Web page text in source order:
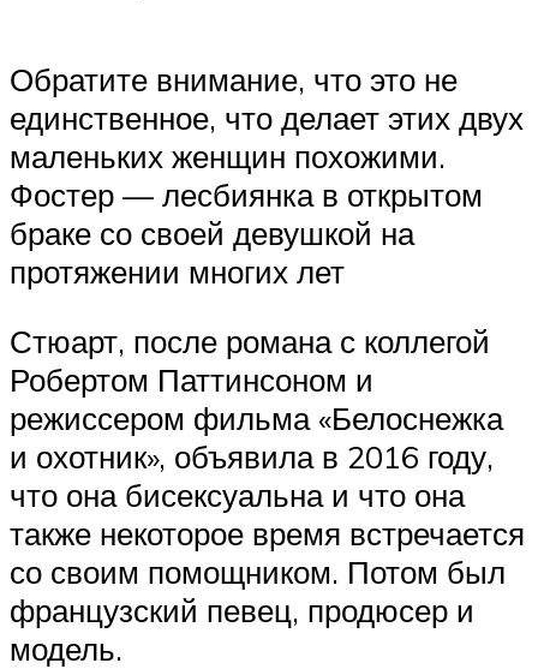
Обратите внимание, что это не
единственное, что делает этих двух
маленьких женщин похожими.
Фостер — лесбиянка в открытом
браке со своей девушкой на
протяжении многих лет
Стюарт, после романа с коллегой
Робертом Паттинсоном и
режиссером фильма «Белоснежка
и охотник», объявила в 2016 году,
что она бисексуальна и что она
также некоторое время встречается
со своим помощником. Потом был
французский певец, продюсер и
модель.